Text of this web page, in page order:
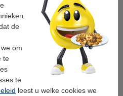
de
om
te
te
leest u welke cookies we
1 doos van 2.500 vel A4 -
Credit